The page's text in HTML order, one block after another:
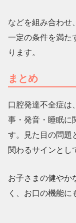
などを組み合わせ
一定の条件を満た
ります。
まとめ
口腔発達不全症は
事・発音・睡眠に
す。見た目の問題
関わるサインとし
お子さまの健やか
く、お口の機能に